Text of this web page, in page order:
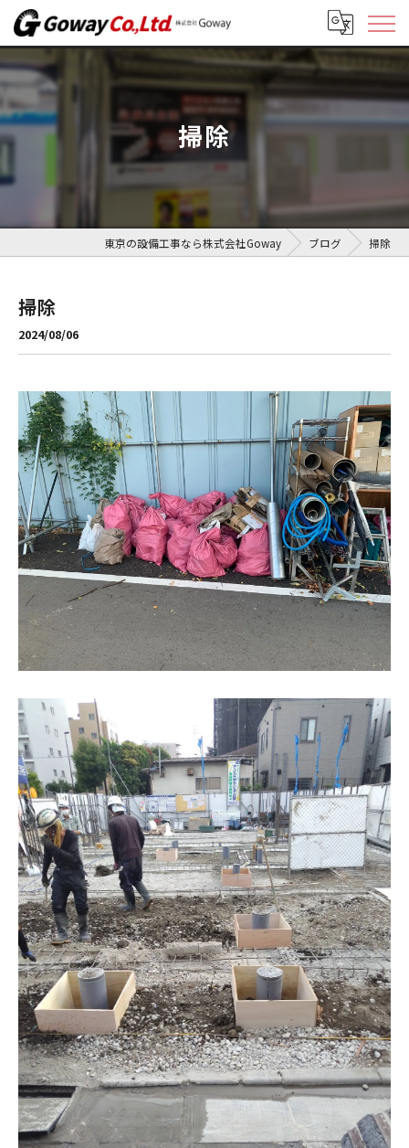
掃除
東京の設備工事なら株式会社Goway ブログ 掃除
掃除
2024/08/06